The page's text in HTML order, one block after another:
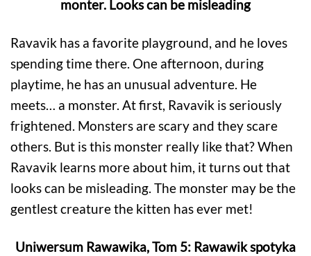
monter. Looks can be misleading
Ravavik has a favorite playground, and he loves
spending time there. One afternoon, during
playtime, he has an unusual adventure. He
meets… a monster. At first, Ravavik is seriously
frightened. Monsters are scary and they scare
others. But is this monster really like that? When
Ravavik learns more about him, it turns out that
looks can be misleading. The monster may be the
gentlest creature the kitten has ever met!
Uniwersum Rawawika, Tom 5: Rawawik spotyka